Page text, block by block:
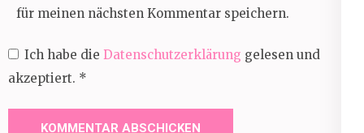
für meinen nächsten Kommentar speichern.
Ich habe die Datenschutzerklärung gelesen und
akzeptiert. *